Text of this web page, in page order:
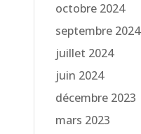
octobre 2024
septembre 2024
juillet 2024
juin 2024
décembre 2023
mars 2023